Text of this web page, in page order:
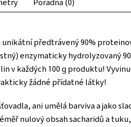
Poradna (0)
unikátní předtrávený 90%
enzymaticky hydrolyzovaný
v každých 100 g produktu!
žádné přídatné látky!
ani umělá barviva a jako
nulový obsah sacharidů a